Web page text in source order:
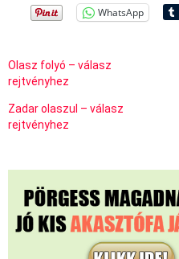
WhatsApp
Olasz folyó – válasz
rejtvényhez
Zadar olaszul – válasz
rejtvényhez